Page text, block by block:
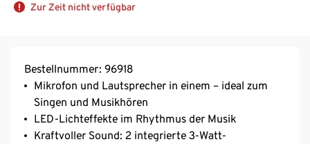
Zur Zeit nicht verfügbar
Bestellnummer: 96918
Mikrofon und Lautsprecher in einem – ideal zum
Singen und Musikhören
LED-Lichteffekte im Rhythmus der Musik
Kraftvoller Sound: 2 integrierte 3-Watt-